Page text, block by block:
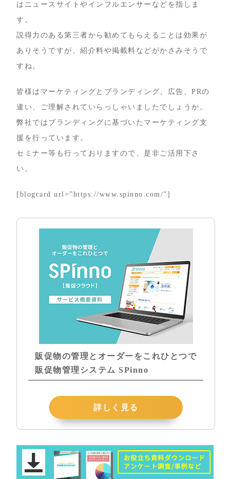
はニュースサイトやインフルエンサーなどを指しま
す。
説得力のある第三者から勧めてもらえることは効果が
ありそうですが、紹介料や掲載料などがかさみそうで
すね。
皆様はマーケティングとブランディング、広告、PRの
違い、ご理解されていらっしゃいましたでしょうか。
弊社ではブランディングに基づいたマーケティング支
援を行っています。
セミナー等も行っておりますので、是非ご活用下さ
い。
[blogcard url=”https://www.spinno.com/”]
販促物の管理とオーダーをこれひとつで
販促物管理システム SPinno
詳しく見る